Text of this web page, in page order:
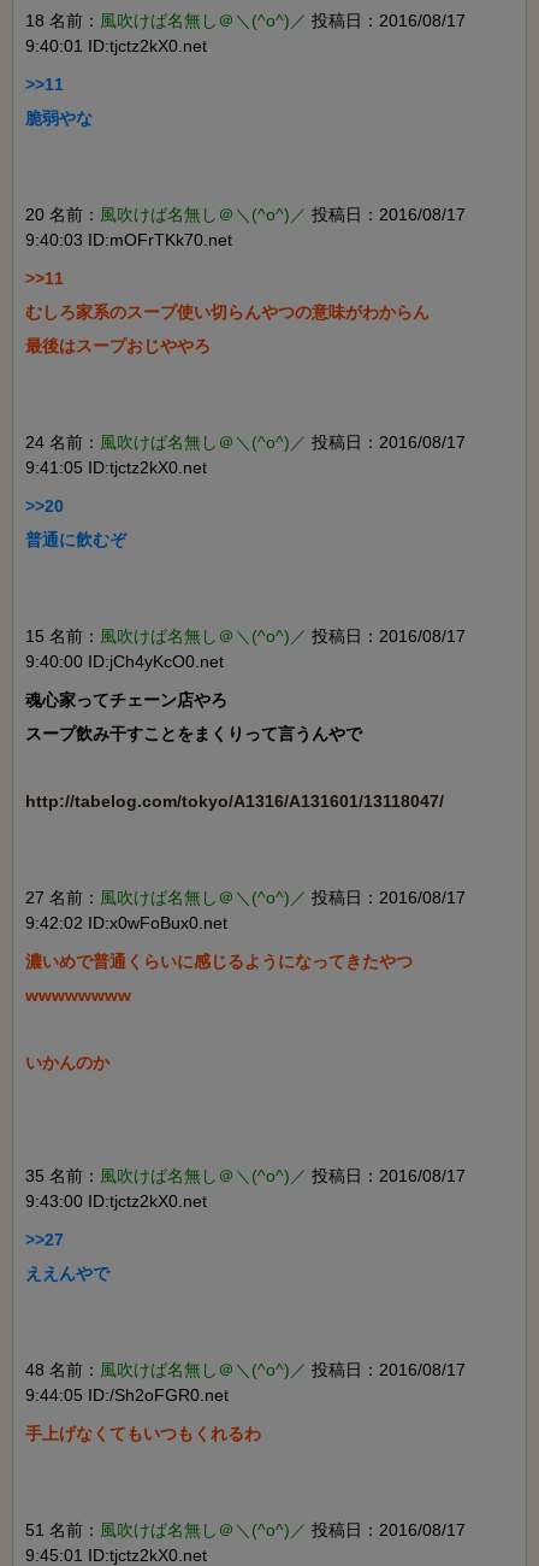
18 名前： 風吹けば名無し＠＼(^o^)／ 投稿日：2016/08/17
9:40:01 ID:tjctz2kX0.net
>>11
脆弱やな
20 名前： 風吹けば名無し＠＼(^o^)／ 投稿日：2016/08/17
9:40:03 ID:mOFrTKk70.net
>>11
むしろ家系のスープ使い切らんやつの意味がわからん
最後はスープおじややろ
24 名前： 風吹けば名無し＠＼(^o^)／ 投稿日：2016/08/17
9:41:05 ID:tjctz2kX0.net
>>20
普通に飲むぞ
15 名前： 風吹けば名無し＠＼(^o^)／ 投稿日：2016/08/17
9:40:00 ID:jCh4yKcO0.net
魂心家ってチェーン店やろ
スープ飲み干すことをまくりって言うんやで
http://tabelog.com/tokyo/A1316/A131601/13118047/
27 名前： 風吹けば名無し＠＼(^o^)／ 投稿日：2016/08/17
9:42:02 ID:x0wFoBux0.net
濃いめで普通くらいに感じるようになってきたやつ
wwwwwwww
いかんのか
35 名前： 風吹けば名無し＠＼(^o^)／ 投稿日：2016/08/17
9:43:00 ID:tjctz2kX0.net
>>27
ええんやで
48 名前： 風吹けば名無し＠＼(^o^)／ 投稿日：2016/08/17
9:44:05 ID:/Sh2oFGR0.net
手上げなくてもいつもくれるわ
51 名前： 風吹けば名無し＠＼(^o^)／ 投稿日：2016/08/17
9:45:01 ID:tjctz2kX0.net